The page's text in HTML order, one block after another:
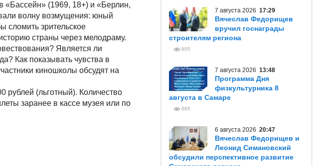
(1969, 18+) и «Берлин,
волну возмущения: юный
сломить зрительское
страны через мелодраму.
Является ли
Как показывать чувства в
киношколы обсудят на
рублей (льготный). Количество
заранее в кассе музея или по
7 августа 2026 17:29
Вячеслав Федорищев
вручил госнаграды
строителям региона
805
7 августа 2026 13:48
Программа Дня
физкультурника 8
августа в Самаре
665
6 августа 2026 20:47
Вячеслав Федорищев и
Леонид Симановский
обсудили перспективное развитие